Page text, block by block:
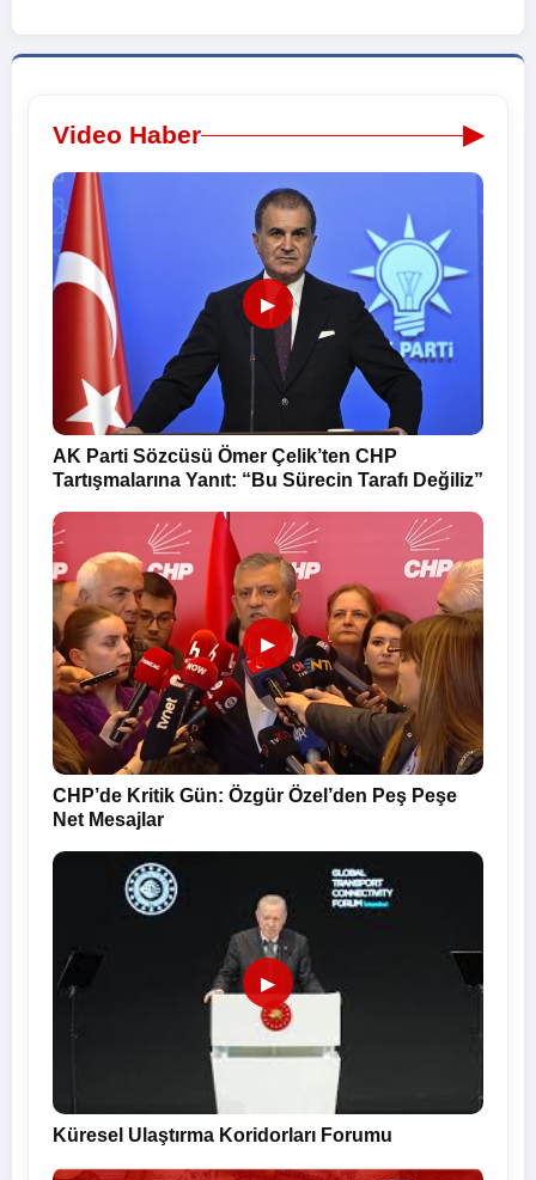
Video Haber ▶
▶
AK Parti Sözcüsü Ömer Çelik’ten CHP
Tartışmalarına Yanıt: “Bu Sürecin Tarafı Değiliz”
▶
CHP’de Kritik Gün: Özgür Özel’den Peş Peşe
Net Mesajlar
▶
Küresel Ulaştırma Koridorları Forumu